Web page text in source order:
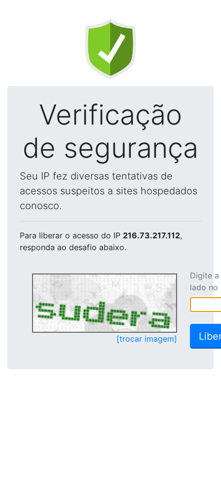
Verificação
de segurança
Seu IP fez diversas tentativas de
acessos suspeitos a sites hospedados
conosco.
Para liberar o acesso do IP 216.73.217.112,
responda ao desafio abaixo.
[trocar imagem]
Digite
lado no